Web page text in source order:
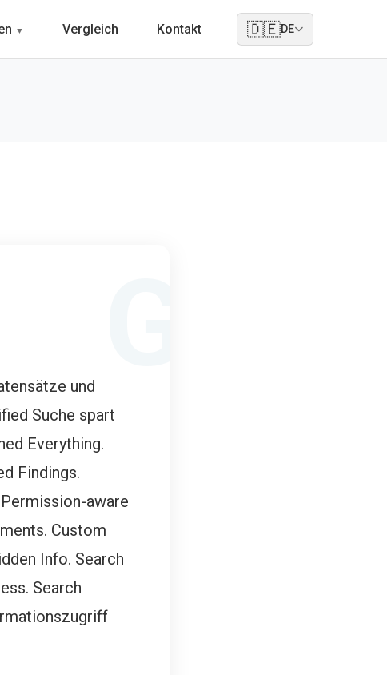
Vergleich Kontakt 🇩🇪DE
und
Suche spart
Everything.
Findings.
aware
Custom
Info. Search
Search